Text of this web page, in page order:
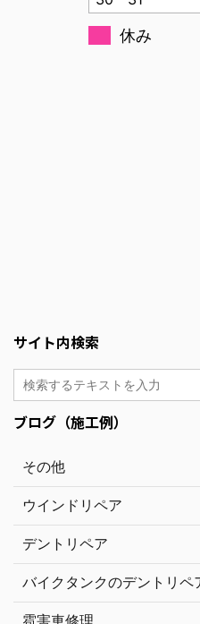
休み
サイト内検索
ブログ（施工例）
その他
ウインドリペア
デントリペア
バイクタンクのデントリペ
雹害車修理